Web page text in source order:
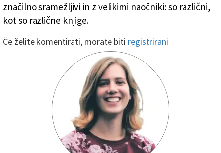
značilno sramežljivi in z velikimi naočniki: so različni,
kot so različne knjige.
Če želite komentirati, morate biti registrirani